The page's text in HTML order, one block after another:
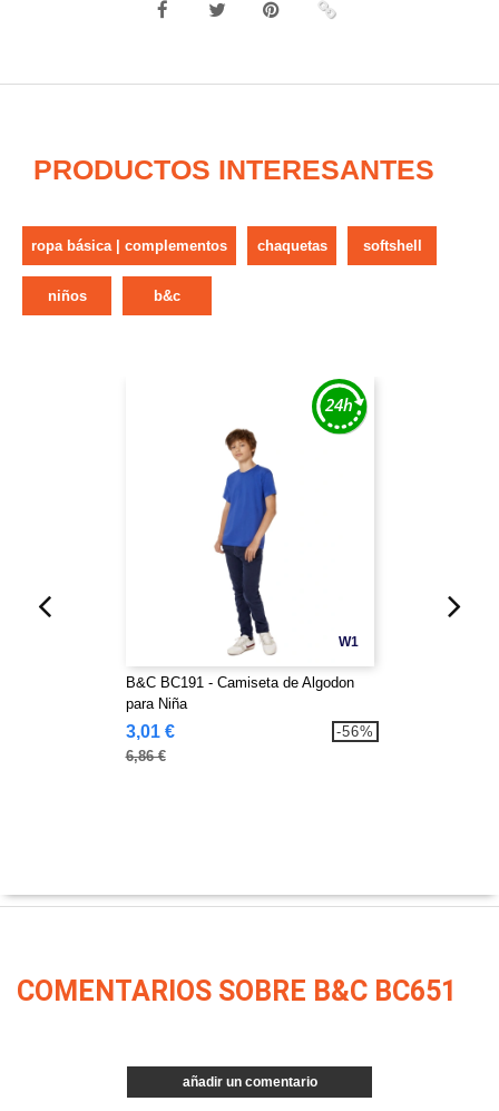
PRODUCTOS INTERESANTES
ropa básica | complementos chaquetas softshell
niños b&c
W1
B&C BC191 - Camiseta de Algodon
para Niña
3,01 €
6,86 €
-56%
COMENTARIOS SOBRE B&C BC651
añadir un comentario